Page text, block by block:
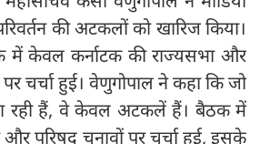
की अटकलों को खारिज किया।
में केवल कर्नाटक की राज्यसभा और
पर चर्चा हुई। वेणुगोपाल ने कहा कि जो
रही हैं, वे केवल अटकलें हैं। बैठक में
और परिषद चुनावों पर चर्चा हुई, इसके